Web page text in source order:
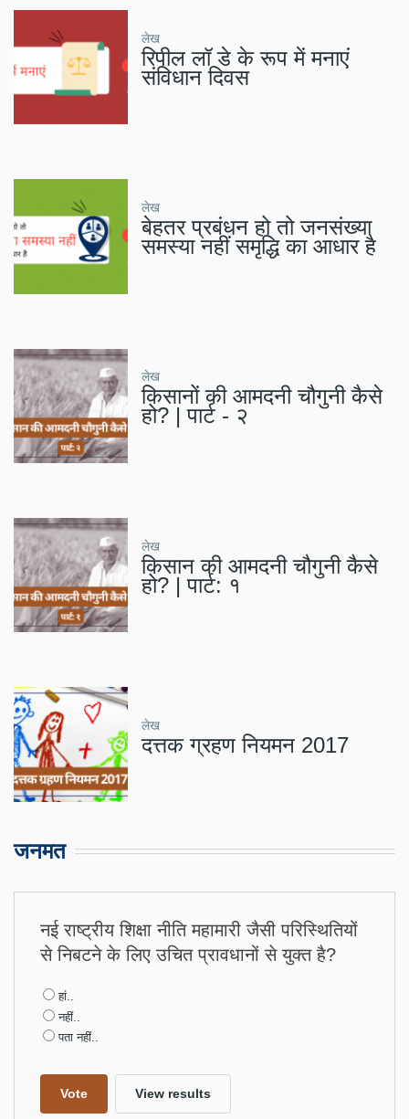
लेख
रिपील लॉ डे के रूप में मनाएं
संविधान दिवस
लेख
बेहतर प्रबंधन हो तो जनसंख्या
समस्या नहीं समृद्धि का आधार है
लेख
किसानों की आमदनी चौगुनी कैसे
हो? | पार्ट - २
लेख
किसान की आमदनी चौगुनी कैसे
हो? | पार्ट: १
लेख
दत्तक ग्रहण नियमन 2017
जनमत
नई राष्ट्रीय शिक्षा नीति महामारी जैसी परिस्थितियों
से निबटने के लिए उचित प्रावधानों से युक्त है?
Choices
हां..
नहीं..
पता नहीं..